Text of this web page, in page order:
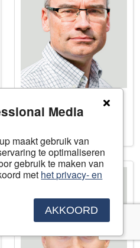
De Pape
Media
maakt gebruik van
te optimaliseren
gebruik te maken van
met het privacy- en
AKKOORD